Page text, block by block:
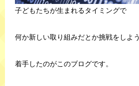
子どもたちが生まれるタイミングで
何か新しい取り組みだとか挑戦をしよ
着手したのがこのブログです。